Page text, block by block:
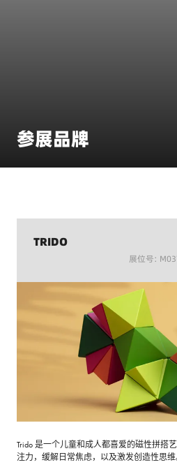
参展品牌
TRIDO
展位号:
Trido 是一个儿童和成人都喜爱的磁性拼搭
注力，缓解日常焦虑，以及激发创造性思维